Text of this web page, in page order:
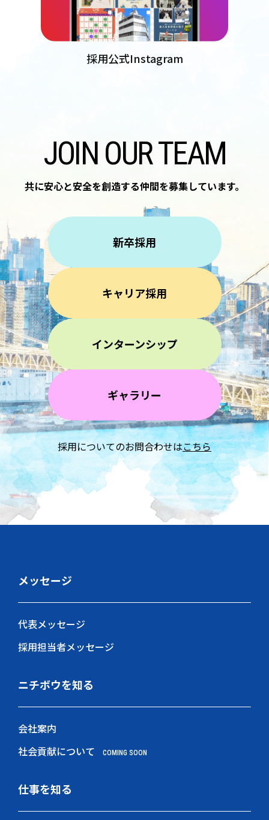
採用公式Instagram
JOIN OUR TEAM
共に安心と安全を創造する仲間を募集しています。
新卒採用
キャリア採用
インターンシップ
ギャラリー
採用についてのお問合わせはこちら
メッセージ
代表メッセージ
採用担当者メッセージ
ニチボウを知る
会社案内
社会貢献について
COMING SOON
仕事を知る